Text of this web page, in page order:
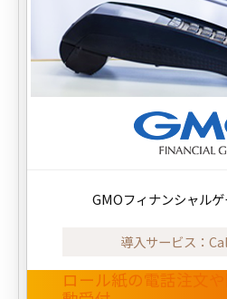
GMOフィナンシャル
導入サービス：
ロール紙の電話注文や